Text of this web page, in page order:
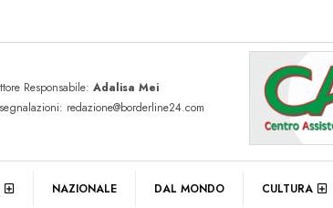
Responsabile: Adalisa Mei
redazione@borderline24.com
NAZIONALE DAL MONDO CULTURA